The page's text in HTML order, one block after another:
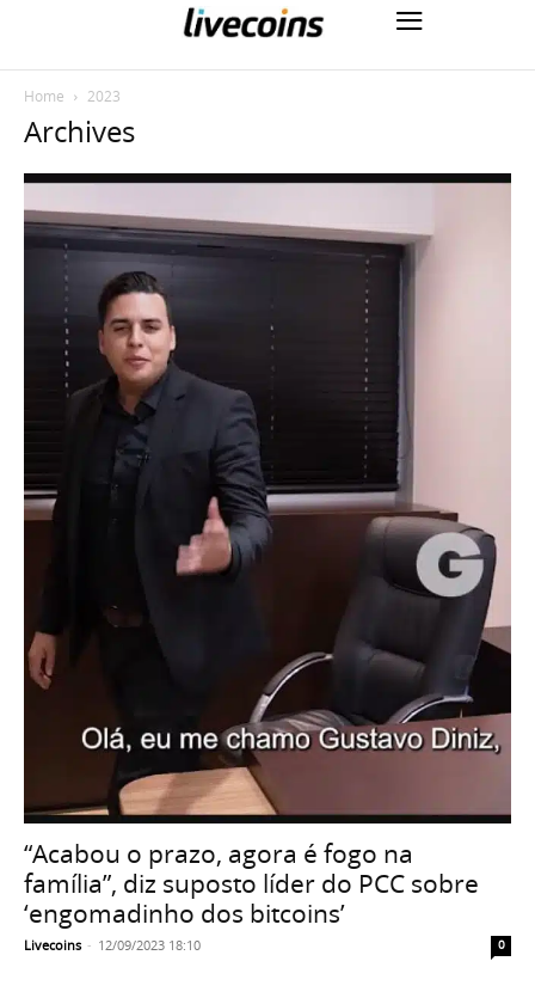
Home 2023
Archives
“Acabou o prazo, agora é fogo na
família”, diz suposto líder do PCC sobre
‘engomadinho dos bitcoins’
Livecoins - 12/09/2023 18:10 0